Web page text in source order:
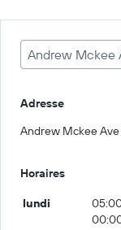
Andrew Mckee
Adresse
Andrew Mckee Ave
Horaires
lundi